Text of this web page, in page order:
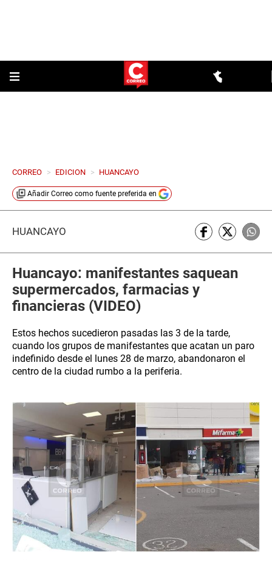
CORREO > EDICION > HUANCAYO
Añadir Correo como fuente preferida en
HUANCAYO
Huancayo: manifestantes saquean
supermercados, farmacias y
financieras (VIDEO)
Estos hechos sucedieron pasadas las 3 de la tarde,
cuando los grupos de manifestantes que acatan un paro
indefinido desde el lunes 28 de marzo, abandonaron el
centro de la ciudad rumbo a la periferia.